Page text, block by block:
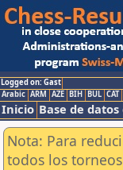
Logged on: Gast
Arabic ARM AZE BIH BUL CAT
Inicio Base de
Nota: Para
todos los